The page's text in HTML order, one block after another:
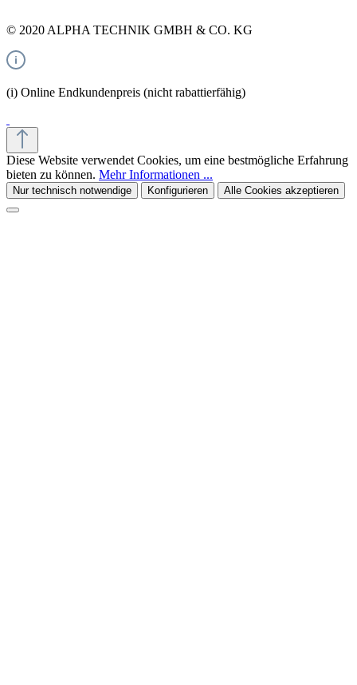
© 2020 ALPHA TECHNIK GMBH & CO. KG
(i) Online Endkundenpreis (nicht rabattierfähig)
Diese Website verwendet Cookies, um eine bestmögliche Erfahrung
bieten zu können. Mehr Informationen ...
Nur technisch notwendige Konfigurieren Alle Cookies akzeptieren